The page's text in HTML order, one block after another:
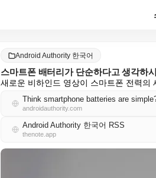
Android Authority 한국어
스마트폰 배터리가 단순하다고 생각하
새로운 비하인드 영상이 스마트폰 전력의
Think smartphone batteries are
androidauthority.com
Android Authority 한국어 RSS
thenote.app